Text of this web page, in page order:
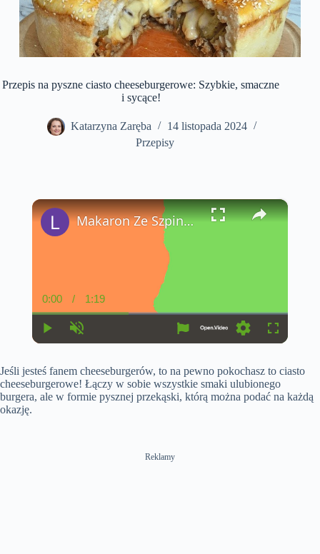
Przepis na pyszne ciasto cheeseburgerowe: Szybkie, smaczne
i sycące!
Katarzyna Zaręba
14 listopada 2024
Przepisy
×
y
u
t
e
C
u
r
e
t
T
i
m
0:00 /
D
u
t
o
n
1:19
t
i
n
g
l
s
c
r
Makaron Ze Szpinakiem Przepis - LatwePrzepisy.com
Jeśli jesteś fanem cheeseburgerów, to na pewno pokochasz to ciasto
cheeseburgerowe! Łączy w sobie wszystkie smaki ulubionego
burgera, ale w formie pysznej przekąski, którą można podać na każdą
okazję.
Reklamy